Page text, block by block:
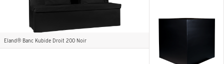
Eland® Banc Kubide Droit 200 Noir